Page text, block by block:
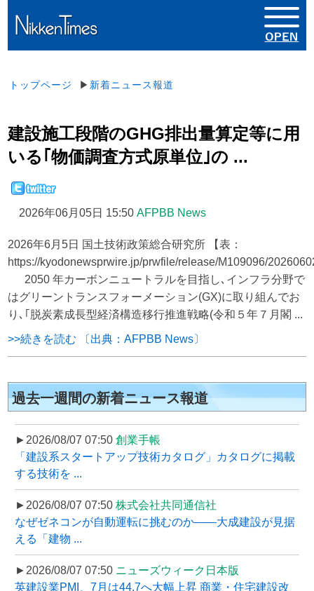
トップページ ▶ 新着ニュース報道
建設施工段階のGHG排出量算定等に用
いる｢物価調査方式原単位｣の ...
2026年06月05日 15:50 AFPBB News
2026年6月5日 国土技術政策総合研究所 【表：
https://kyodonewsprwire.jp/prwfile/release/M109096/
2050 年カーボンニュートラルを目指し､インフラ分野で
はグリーントランスフォーメーション(GX)に取り組んでお
り､｢脱炭素成長型経済構造移行推進戦略(令和５年７月閣 ...
>>続きを読む 〔出典：AFPBB News〕
過去一週間の新着ニュース報道
►2026/08/07 07:50 創業手帳
「建設系スタートアップ技術カタログ」カタログに掲載
する技術を ...
►2026/08/07 07:50 株式会社共同通信社
なぜゼネコンが自動運転に挑むのか――大成建設が見据
える「建物 ...
►2026/08/07 07:50 ニューズウィーク日本版
英建設業PMI、7月は44.7へ大幅上昇 商業・住宅建設改